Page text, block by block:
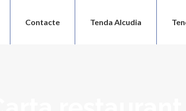
Contacte Tenda Alcudia